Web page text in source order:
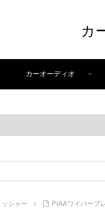
カ
カーオーディオ
シャー PIAAワイパーブ